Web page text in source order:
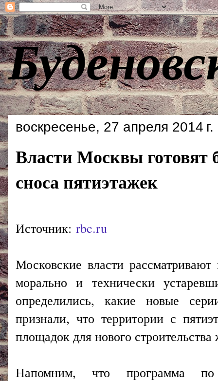
воскресенье, 27 апреля 2014 г.
Власти Москвы готовят
сноса пятиэтажек
Источник: rbc.ru
Московские власти
морально и технически
определились, какие новые
признали, что территории с
площадок для нового
Напомним, что программа по